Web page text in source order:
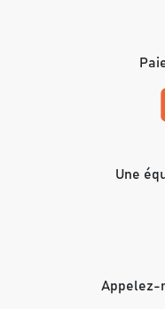
Une
Appelez-